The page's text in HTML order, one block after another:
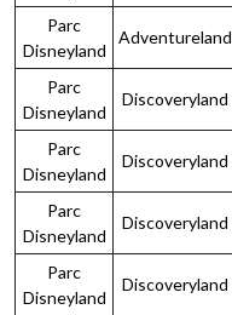
Parc
Disneyland
Adventureland
Parc
Disneyland
Discoveryland
Parc
Disneyland
Discoveryland
Parc
Disneyland
Discoveryland
Parc
Disneyland
Discoveryland